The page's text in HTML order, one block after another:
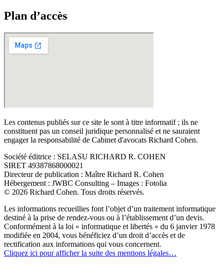
Plan d’accès
Les contenus publiés sur ce site le sont à titre informatif ; ils ne
constituent pas un conseil juridique personnalisé et ne sauraient
engager la responsabilité de Cabinet d'avocats Richard Cohen.
Société éditrice : SELASU RICHARD R. COHEN
SIRET 49387868000021
Directeur de publication : Maître Richard R. Cohen
Hébergement : JWBC Consulting – Images : Fotolia
© 2026 Richard Cohen. Tous droits réservés.
Les informations recueillies font l’objet d’un traitement informatique
destiné à la prise de rendez-vous ou à l’établissement d’un devis.
Conformément à la loi « informatique et libertés » du 6 janvier 1978
modifiée en 2004, vous bénéficiez d’un droit d’accès et de
rectification aux informations qui vous concernent.
Cliquez ici pour afficher la suite des mentions légales…